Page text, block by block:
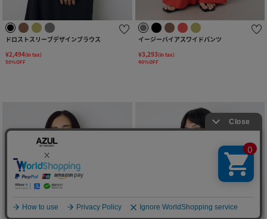
ドロストスリーブデザインブラウス
¥2,494(in tax)
50%OFF
イージーバイアスワイドパンツ
¥3,293(in tax)
40%OFF